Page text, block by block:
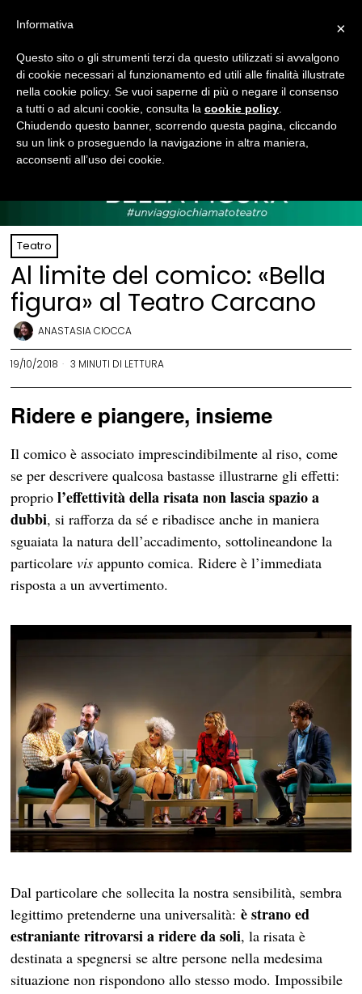
Teatro
Al limite del comico: «Bella
figura» al Teatro Carcano
ANASTASIA CIOCCA
19/10/2018 3 MINUTI DI LETTURA
Ridere e piangere, insieme
Il comico è associato imprescindibilmente al riso, come
se per descrivere qualcosa bastasse illustrarne gli effetti:
propriol’effettività della risata non lascia spazio a
dubbi, si rafforza da sé e ribadisce anche in maniera
sguaiata la natura dell’accadimento, sottolineandone la
particolarevis appunto comica. Ridere è l’immediata
risposta a un avvertimento.
Dal particolare che sollecita la nostra sensibilità, sembra
legittimo pretenderne una universalità:è strano ed
estraniante ritrovarsi a ridere da soli, la risata è
destinata a spegnersi se altre persone nella medesima
situazione non rispondono allo stesso modo. Impossibile
×
Informativa
Questo sito o gli strumenti terzi da questo utilizzati si avvalgono
di cookie necessari al funzionamento ed utili alle finalità illustrate
nella cookie policy. Se vuoi saperne di più o negare il consenso
a tutti o ad alcuni cookie, consulta la cookie policy
Chiudendo questo banner, scorrendo questa pagina, cliccando
su un link o proseguendo la navigazione in altra maniera,
acconsenti all’uso dei cookie.